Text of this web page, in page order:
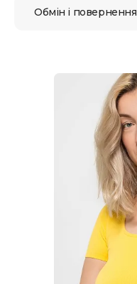
Обмін і повернення